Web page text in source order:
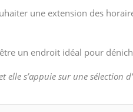
une extension des
un endroit idéal pour
elle s’appuie sur une sélection